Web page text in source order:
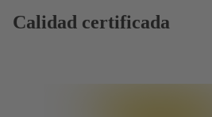
Calidad certificada